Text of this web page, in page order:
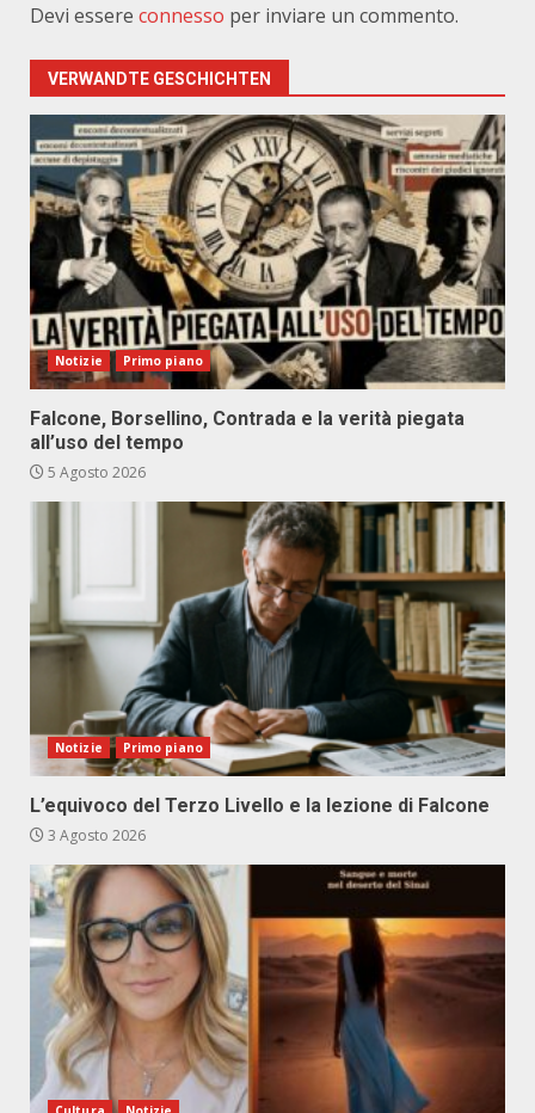
Devi essere connesso per inviare un commento.
VERWANDTE GESCHICHTEN
Notizie Primo piano
Falcone, Borsellino, Contrada e la verità piegata
all’uso del tempo
5 Agosto 2026
Notizie Primo piano
L’equivoco del Terzo Livello e la lezione di Falcone
3 Agosto 2026